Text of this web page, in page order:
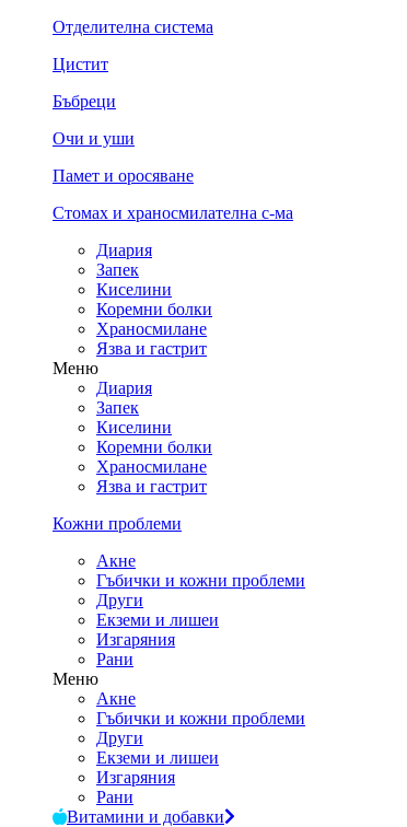
Отделителна система
Цистит
Бъбреци
Очи и уши
Памет и оросяване
Стомах и храносмилателна с-ма
Диария
Запек
Киселини
Коремни болки
Храносмилане
Язва и гастрит
Меню
Диария
Запек
Киселини
Коремни болки
Храносмилане
Язва и гастрит
Кожни проблеми
Акне
Гъбички и кожни проблеми
Други
Екземи и лишеи
Изгаряния
Рани
Меню
Акне
Гъбички и кожни проблеми
Други
Екземи и лишеи
Изгаряния
Рани
Витамини и добавки